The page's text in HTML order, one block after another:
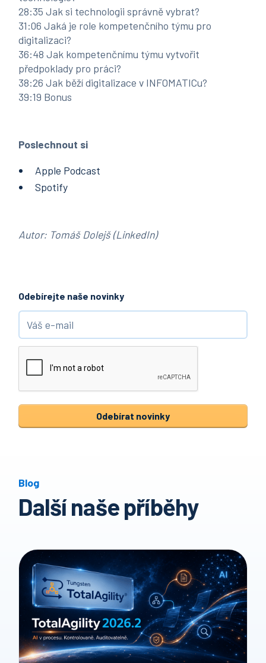
Odebírejte naše novinky
28:35 Jak si technologii správně vybrat?
31:06 Jaká je role kompetenčního týmu pro
digitalizaci?
36:48 Jak kompetenčnímu týmu vytvořit
předpoklady pro práci?
38:26 Jak běží digitalizace v INFOMATICu?
39:19 Bonus
Poslechnout si
Apple Podcast
Spotify
Autor: Tomáš Dolejš (LinkedIn)
Blog
Další naše příběhy